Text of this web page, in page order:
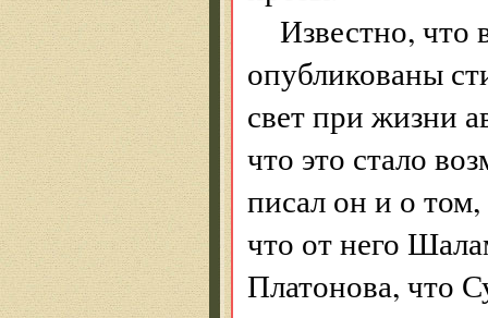
Известно, что
опубликованы
свет при жизни
что это стало
писал он и о
что от него
Платонова, что